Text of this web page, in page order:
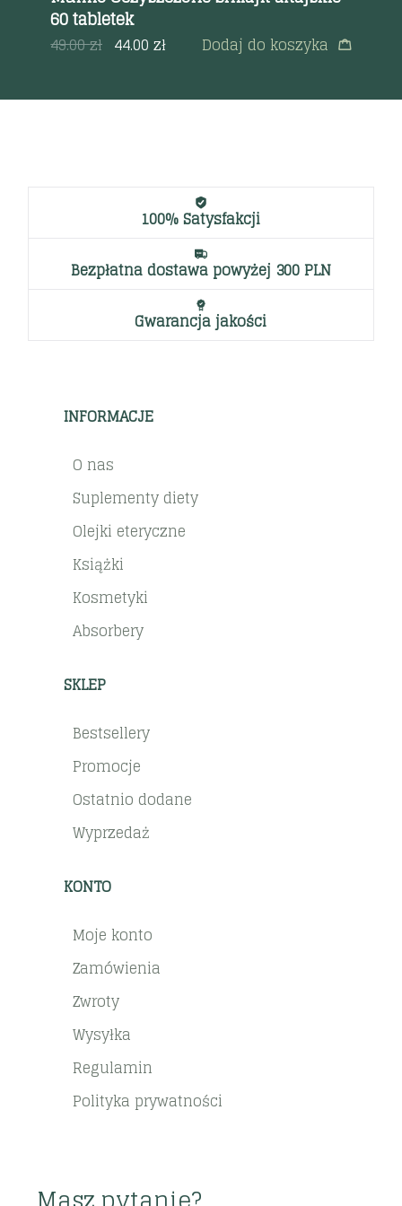
60 tabletek
49.00zł 44.00zł Dodaj do koszyka
100% Satysfakcji
Bezpłatna dostawa powyżej 300 PLN
Gwarancja jakości
INFORMACJE
O nas
Suplementy diety
Olejki eteryczne
Książki
Kosmetyki
Absorbery
SKLEP
Bestsellery
Promocje
Ostatnio dodane
Wyprzedaż
KONTO
Moje konto
Zamówienia
Zwroty
Wysyłka
Regulamin
Polityka prywatności